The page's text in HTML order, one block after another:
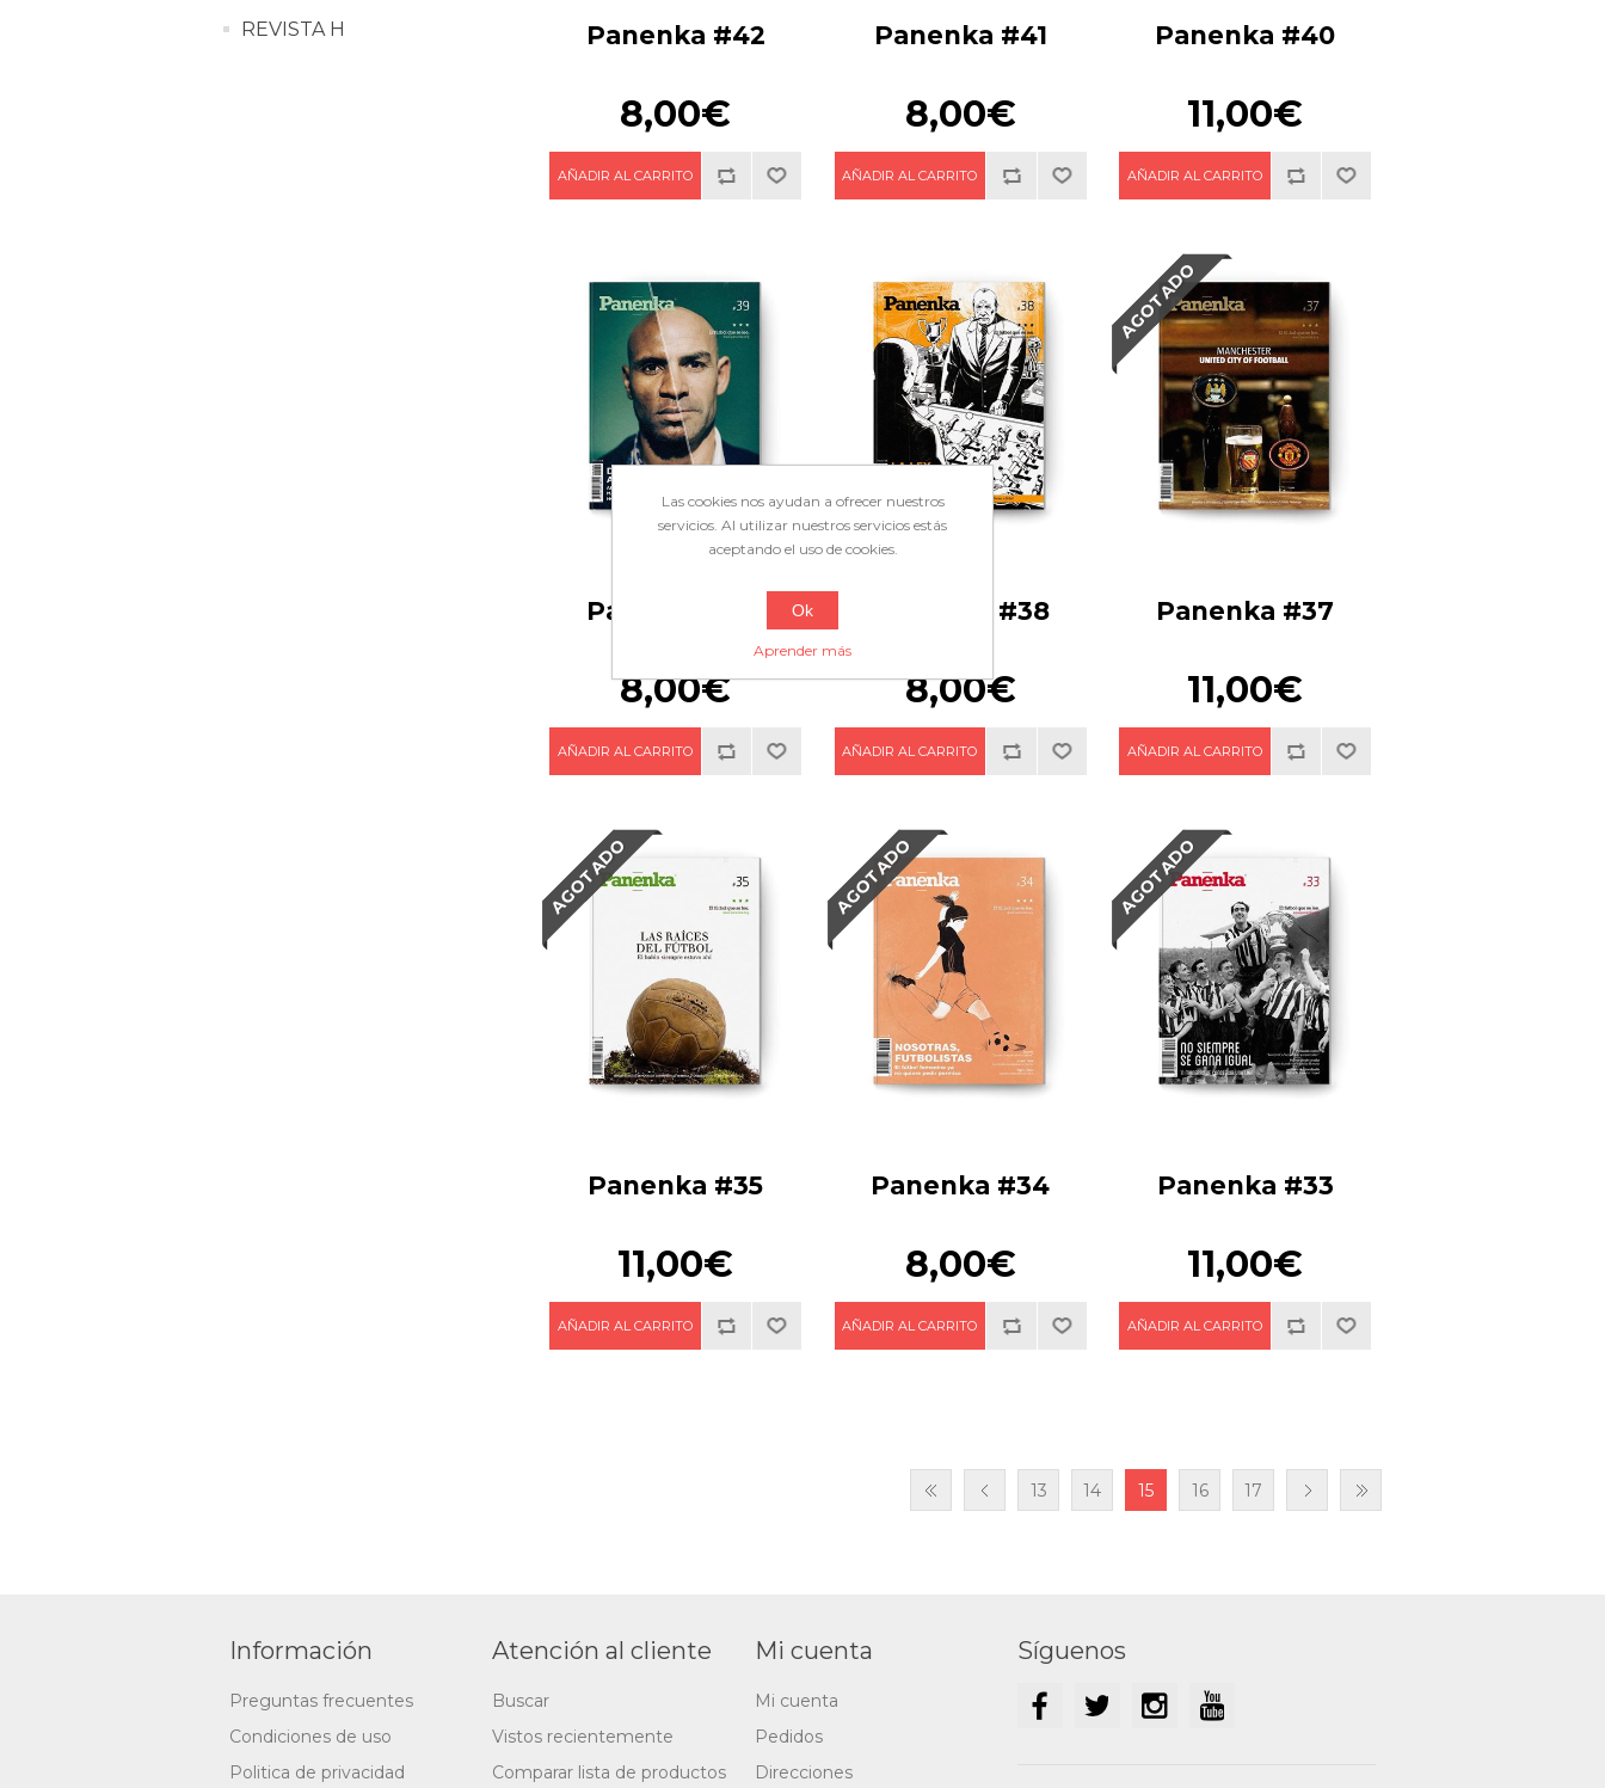
REVISTA H Panenka #42
8,00€
Panenka #41
8,00€
Panenka #40
11,00€
Panenka #39
8,00€
Panenka #38
8,00€
AGOTADO
Panenka #37
11,00€
AGOTADO
Panenka #35
11,00€
AGOTADO
Panenka #34
8,00€
AGOTADO
Panenka #33
11,00€
13 14 15 16 17
Información
Preguntas frecuentes
Condiciones de uso
Politica de privacidad
Atención al cliente
Buscar
Vistos recientemente
Comparar lista de productos
Mi cuenta
Mi cuenta
Pedidos
Direcciones
Síguenos
Las cookies nos ayudan a ofrecer nuestros
servicios. Al utilizar nuestros servicios estás
aceptando el uso de cookies.
Ok
Aprender más